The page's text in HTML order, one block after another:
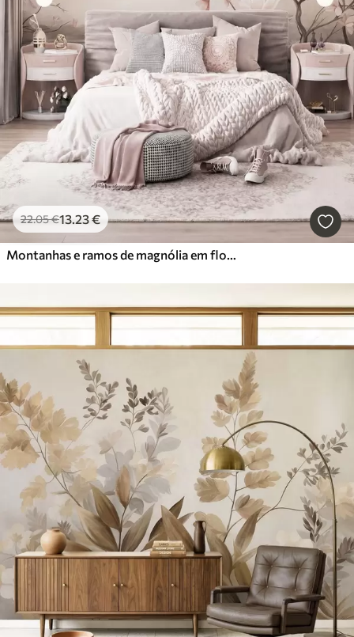
22.05€13.23€
Montanhas e ramos de magnólia em flor, de cor rosa, numa paisagem rica em texturas